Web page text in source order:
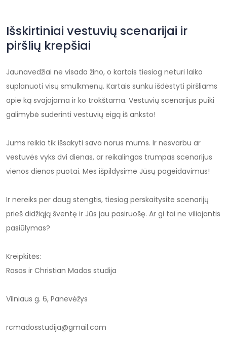
Išskirtiniai vestuvių scenarijai ir
piršlių krepšiai
Jaunavedžiai ne visada žino, o kartais tiesiog neturi laiko
suplanuoti visų smulkmenų. Kartais sunku išdėstyti piršliams
apie ką svajojama ir ko trokštama. Vestuvių scenarijus puiki
galimybė suderinti vestuvių eigą iš anksto!
Jums reikia tik išsakyti savo norus mums. Ir nesvarbu ar
vestuvės vyks dvi dienas, ar reikalingas trumpas scenarijus
vienos dienos puotai. Mes išpildysime Jūsų pageidavimus!
Ir nereiks per daug stengtis, tiesiog perskaitysite scenarijų
prieš didžiąją šventę ir Jūs jau pasiruošę. Ar gi tai ne viliojantis
pasiūlymas?
Kreipkitės:
Rasos ir Christian Mados studija
Vilniaus g. 6, Panevėžys
rcmadosstudija@gmail.com